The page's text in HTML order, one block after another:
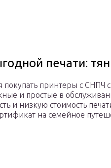
печати:
покупать принтеры с СНПЧ
и простые в
и низкую стоимость
на семейное